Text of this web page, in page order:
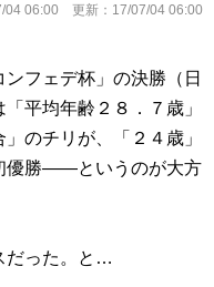
04 06:00 更新： 17/07/04 06:00
フェデ杯」の決勝（日
平均年齢２８．７歳」
のチリが、「２４歳」
優勝――というのが大方
だった。と…